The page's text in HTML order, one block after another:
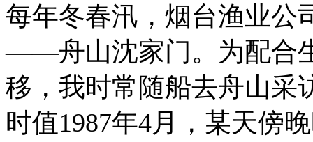
每年冬春汛，烟台渔业公
——舟山沈家门。为配合
移，我时常随船去舟山采
时值1987年4月，某天傍